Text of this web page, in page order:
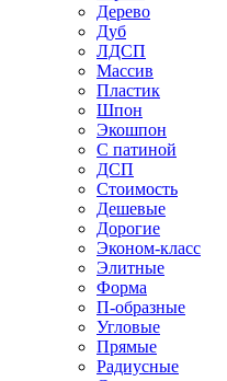
Дерево
Дуб
ЛДСП
Массив
Пластик
Шпон
Экошпон
С патиной
ДСП
Стоимость
Дешевые
Дорогие
Эконом-класс
Элитные
Форма
П-образные
Угловые
Прямые
Радиусные